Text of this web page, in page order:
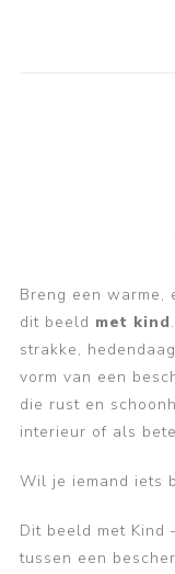
Breng een warme,
dit beeld met kind
strakke,
vorm van een
die rust en
interieur of als
Wil je iemand iets
Dit beeld met Kind
tussen een